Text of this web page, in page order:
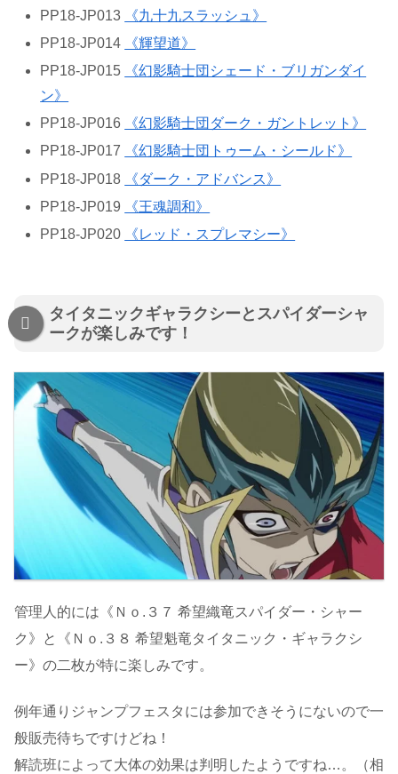
PP18-JP013
《九十九スラッシュ》
PP18-JP014
《輝望道》
PP18-JP015
《幻影騎士団シェード・ブリガンダイ
ン》
PP18-JP016
《幻影騎士団ダーク・ガントレット》
PP18-JP017
《幻影騎士団トゥーム・シールド》
PP18-JP018
《ダーク・アドバンス》
PP18-JP019
《王魂調和》
PP18-JP020
《レッド・スプレマシー》
タイタニックギャラクシーとスパイダーシャ
ークが楽しみです！
管理人的には《Ｎｏ.３７ 希望織竜スパイダー・シャー
ク》と《Ｎｏ.３８ 希望魁竜タイタニック・ギャラクシ
ー》の二枚が特に楽しみです。
例年通りジャンプフェスタには参加できそうにないので一
般販売待ちですけどね！
解読班によって大体の効果は判明したようですね…。（相